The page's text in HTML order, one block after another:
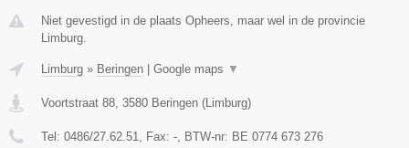
Niet gevestigd in de plaats Opheers, maar wel in de provincie
Limburg.
Limburg » Beringen Google maps ▼
Voortstraat 88, 3580 Beringen (Limburg)
Tel: 0486/27.62.51, Fax: -, BTW-nr: BE 0774 673 276